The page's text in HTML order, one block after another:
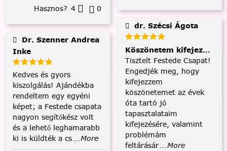
Hasznos? 4 0
Inke
Kedves és gyors
kiszolgálás! Ajándékba
rendeltem egy egyéni
képet; a Festede csapata
nagyon segítőkész volt
és a lehető leghamarabb
ki is küldték a cs...More
dr. Szécsi Ágota
Köszönetem kifejezése
Tisztelt Festede Csapat!
Engedjék meg, hogy
kifejezzem
köszönetemet az évek
óta tartó jó
tapasztalataim
kifejezésére, valamint
problémám
feltárásár...More